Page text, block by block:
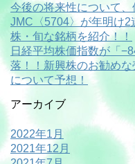
今後の将来性について
JMC〈5704〉が年明け
株・旬な銘柄を紹介！！
日経平均株価指数が「
落！！新興株のお勧め
について予想！
アーカイブ
2022年1月
2021年12月